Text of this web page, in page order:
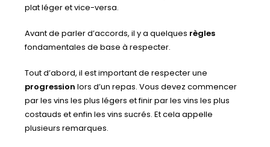
plat léger et vice-versa.
Avant de parler d’accords, il y a quelques règles
fondamentales de base à respecter.
Tout d’abord, il est important de respecter une
progression lors d’un repas. Vous devez commencer
par les vins les plus légers et finir par les vins les plus
costauds et enfin les vins sucrés. Et cela appelle
plusieurs remarques.